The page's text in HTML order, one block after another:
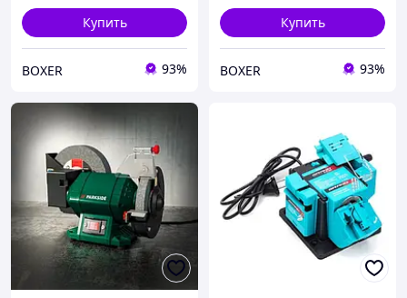
Купить
BOXER 93%
Купить
BOXER 93%